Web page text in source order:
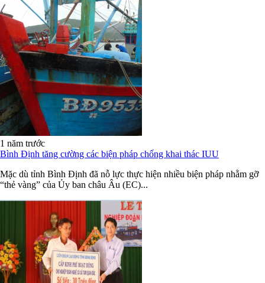
1 năm trước
Bình Định tăng cường các biện pháp chống khai thác IUU
Mặc dù tỉnh Bình Định đã nỗ lực thực hiện nhiều biện pháp nhằm gỡ
“thẻ vàng” của Ủy ban châu Âu (EC)...